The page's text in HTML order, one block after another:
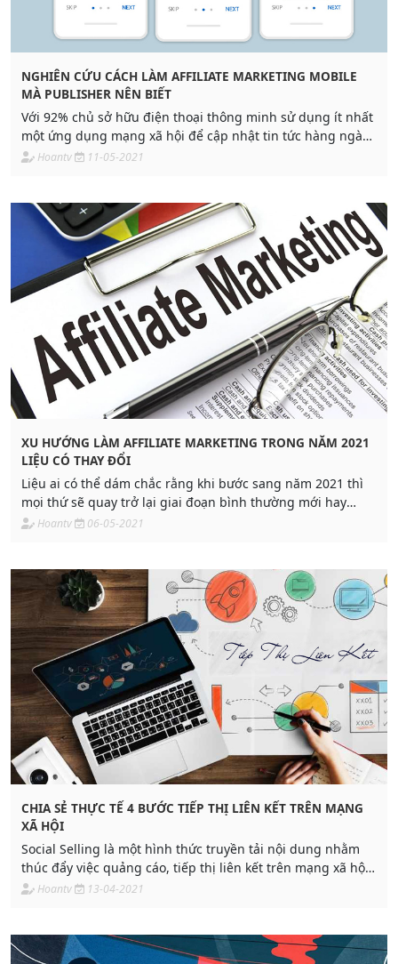
NGHIÊN CỨU CÁCH LÀM AFFILIATE MARKETING MOBILE
MÀ PUBLISHER NÊN BIẾT
Với 92% chủ sở hữu điện thoại thông minh sử dụng ít nhất
một ứng dụng mạng xã hội để cập nhật tin tức hàng ngày.
Từ nghiên cứu của Ipsos, khi thực hiện làm quảng cáo
Hoantv 11-05-2021
XU HƯỚNG LÀM AFFILIATE MARKETING TRONG NĂM 2021
LIỆU CÓ THAY ĐỔI
Liệu ai có thể dám chắc rằng khi bước sang năm 2021 thì
mọi thứ sẽ quay trở lại giai đoạn bình thường mới hay
không? Trong bài viết này là những thay đổi và xu hướng
Hoantv 06-05-2021
CHIA SẺ THỰC TẾ 4 BƯỚC TIẾP THỊ LIÊN KẾT TRÊN MẠNG
XÃ HỘI
Social Selling là một hình thức truyền tải nội dung nhằm
thúc đẩy việc quảng cáo, tiếp thị liên kết trên mạng xã hội,
bán hàng hiệu quả được rất nhiều người sử dụng. Trong
Hoantv 13-04-2021